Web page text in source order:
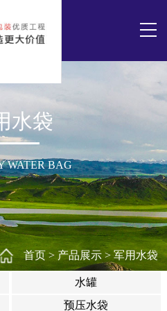
首页> 产品展示> 军用水袋
水袋
WATER BAG
水罐
预压水袋